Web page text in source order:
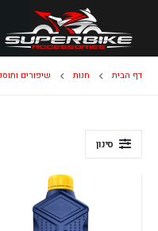
דף הבית חנות שיפורים
סינון